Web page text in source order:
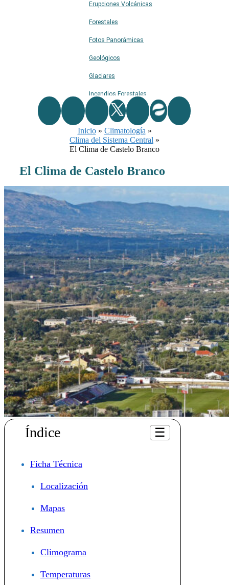
Erupciones Volcánicas
Forestales
Fotos Panorámicas
Geológicos
Glaciares
Incendios Forestales
Naturaleza
Ríos
Rutas De Montaña
Terremotos
Vértices Geodésicos
Inicio» Climatología »
Clima del Sistema Central »
El Clima de Castelo Branco
El Clima de Castelo Branco
Índice ☰
Ficha Técnica
Localización
Mapas
Resumen
Climograma
Temperaturas